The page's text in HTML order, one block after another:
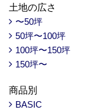
土地の広さ
〜50坪
50坪〜100坪
100坪〜150坪
150坪〜
商品別
BASIC